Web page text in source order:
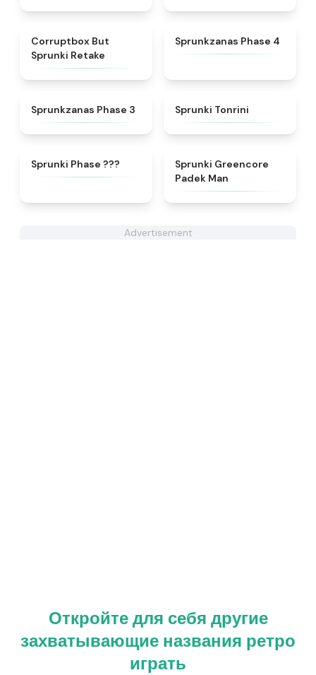
Corruptbox But
Sprunki Retake
4.5
Sprunkzanas Phase 4
4.4
Sprunkzanas Phase 3 Sprunki Tonrini
★
Sprunki Phase ???
Sprunki Greencore
Padek Man
Advertisement
Откройте для себя другие
захватывающие названия ретро
играть